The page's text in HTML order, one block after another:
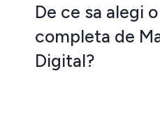
De ce sa alegi
completa de
Digital?